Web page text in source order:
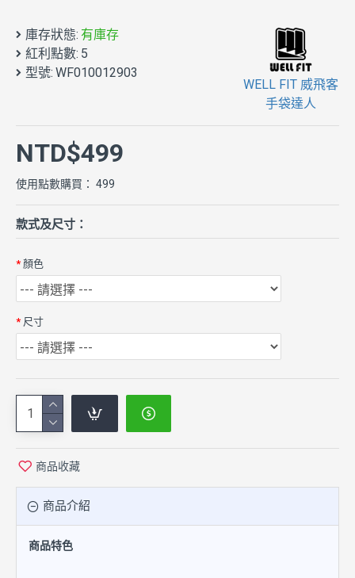
庫存狀態: 有庫存
紅利點數: 5
型號: WF010012903
WELL FIT 威飛客
手袋達人
NTD$499
使用點數購買： 499
款式及尺寸：
顏色
尺寸
商品收藏
商品介紹
商品特色